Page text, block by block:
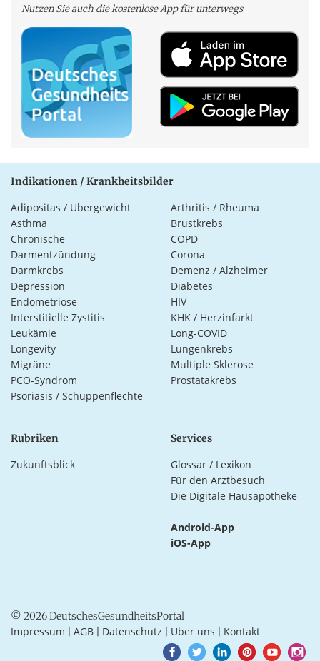
Nutzen Sie auch die kosten­lose App für unterwegs
Indikationen / Krankheitsbilder
Adipositas / Übergewicht
Arthritis / Rheuma
Asthma
Brustkrebs
Chronische
Darmentzündung
COPD
Corona
Darmkrebs
Demenz / Alzheimer
Depression
Diabetes
Endometriose
HIV
Interstitielle Zystitis
KHK / Herzinfarkt
Leukämie
Long-COVID
Longevity
Lungenkrebs
Migräne
Multiple Sklerose
PCO-Syndrom
Prostatakrebs
Psoriasis / Schuppenflechte
Rubriken
Zukunftsblick
Services
Glossar / Lexikon
Für den Arztbesuch
Die Digitale Hausapotheke
Android-App
iOS-App
© 2026 DeutschesGesundheitsPortal
Impressum AGB Datenschutz Über uns Kontakt